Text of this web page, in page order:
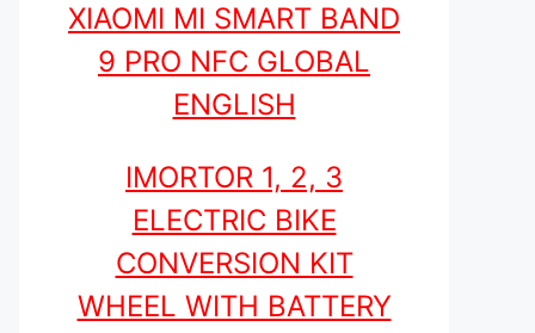
XIAOMI MI SMART BAND
9 PRO NFC GLOBAL
ENGLISH
IMORTOR 1, 2, 3
ELECTRIC BIKE
CONVERSION KIT
WHEEL WITH BATTERY